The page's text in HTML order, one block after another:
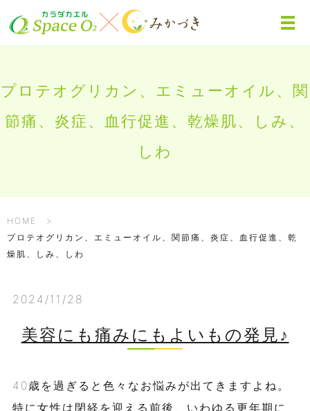
プロテオグリカン、エミューオイル、関
節痛、炎症、血行促進、乾燥肌、しみ、
しわ
HOME
プロテオグリカン、エミューオイル、関節痛、炎症、血行促進、乾
燥肌、しみ、しわ
2024/11/28
美容にも痛みにもよいもの発見♪
40歳を過ぎると色々なお悩みが出てきますよね。
特に女性は閉経を迎える前後、いわゆる更年期に